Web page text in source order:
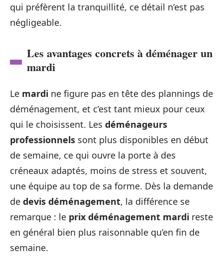
qui préfèrent la tranquillité, ce détail n’est pas
négligeable.
Les avantages concrets à déménager un
mardi
Le mardi ne figure pas en tête des plannings de
déménagement, et c’est tant mieux pour ceux
qui le choisissent. Les déménageurs
professionnels sont plus disponibles en début
de semaine, ce qui ouvre la porte à des
créneaux adaptés, moins de stress et souvent,
une équipe au top de sa forme. Dès la demande
de devis déménagement, la différence se
remarque : le prix déménagement mardi reste
en général bien plus raisonnable qu’en fin de
semaine.